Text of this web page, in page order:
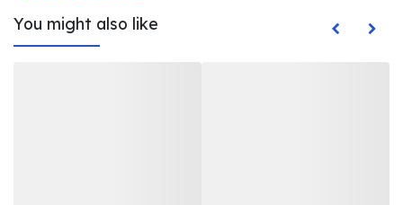
You might also like